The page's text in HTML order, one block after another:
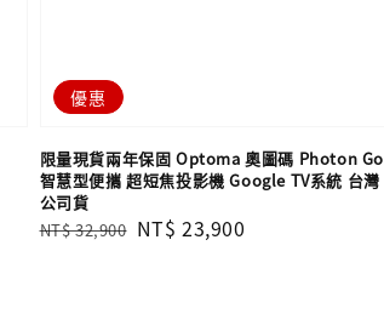
優惠
限量現貨兩年保固 Optoma 奧圖碼 Photon Go
智慧型便攜 超短焦投影機 Google TV系統 台灣
公司貨
Regular
NT$ 32,900 Sale
NT$ 23,900